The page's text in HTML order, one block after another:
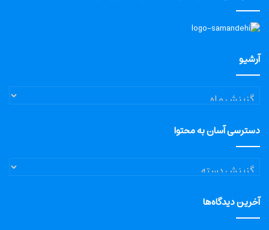
آرشیو
آرشیو
دسترسی آسان به محتوا
دسترسی
آسان
محتوا
آخرین دیدگاه‌ها